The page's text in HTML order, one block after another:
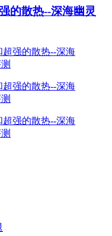
的散热--深海幽灵